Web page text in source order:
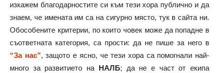
изкажем благодарностите си към тези хора публично и да
знаем, че имената им са на сигурно място, тук в сайта ни.
Обособените критерии, по които човек може да попадне в
съответната категория, са прости: да не пише за него в
“За нас”, защото е ясно, че тези хора са помогнали най-
много за развитието на
НАЛБ; да не е част от екипа